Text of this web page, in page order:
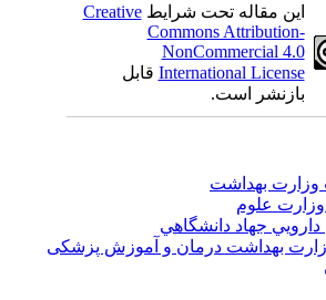
این مقاله تحت شرایط Creative
Commons
NonCommercial
Internationalقابل
بازنشر است.
بهداشت
علوم
جهاد دانشگاهي
بهداشت درمان و آموزش پزشکی